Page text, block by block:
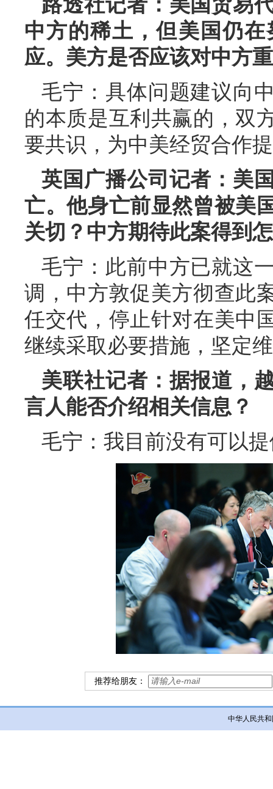
路透社记者：美国贸易
中方的稀土，但美国仍
应。美方是否应该对中方
毛宁：具体问题建议向
的本质是互利共赢的，双
要共识，为中美经贸合作
英国广播公司记者：美
亡。他身亡前显然曾被美
关切？中方期待此案得到
毛宁：此前中方已就这
调，中方敦促美方彻查此
任交代，停止针对在美中
继续采取必要措施，坚定
美联社记者：据报道，
言人能否介绍相关信息？
毛宁：我目前没有可以
推荐给朋友：
中华人民共